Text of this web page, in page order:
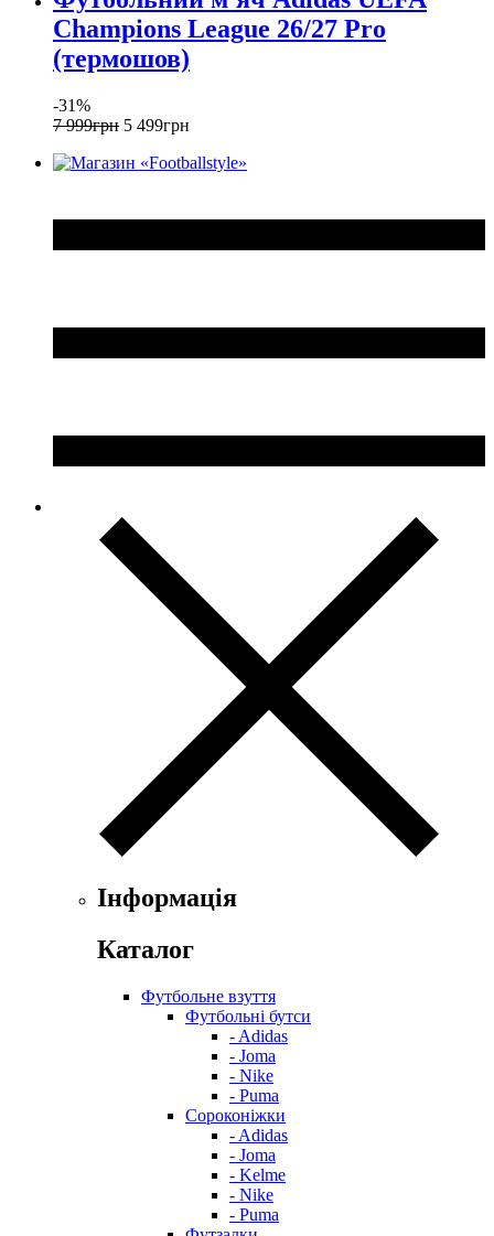
Champions League 26/27 Pro
(термошов)
-31%
7 999грн 5 499грн
Інформація
Каталог
Футбольне взуття
Футбольні бутси
- Adidas
- Joma
- Nike
- Puma
Сороконіжки
- Adidas
- Joma
- Kelme
- Nike
- Puma